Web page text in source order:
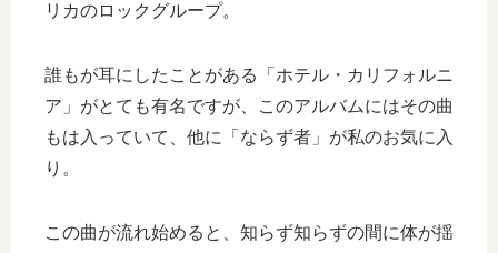
リカのロックグループ。
誰もが耳にしたことがある「ホテル・カリフォルニ
ア」がとても有名ですが、このアルバムにはその曲
もは入っていて、他に「ならず者」が私のお気に入
り。
この曲が流れ始めると、知らず知らずの間に体が揺